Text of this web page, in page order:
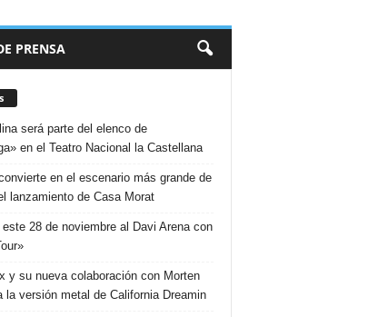
PRENSA
será parte del elenco de
en el Teatro Nacional la Castellana
en el escenario más grande de
lanzamiento de Casa Morat
este 28 de noviembre al Davi Arena con
y su nueva colaboración con Morten
la versión metal de California Dreamin